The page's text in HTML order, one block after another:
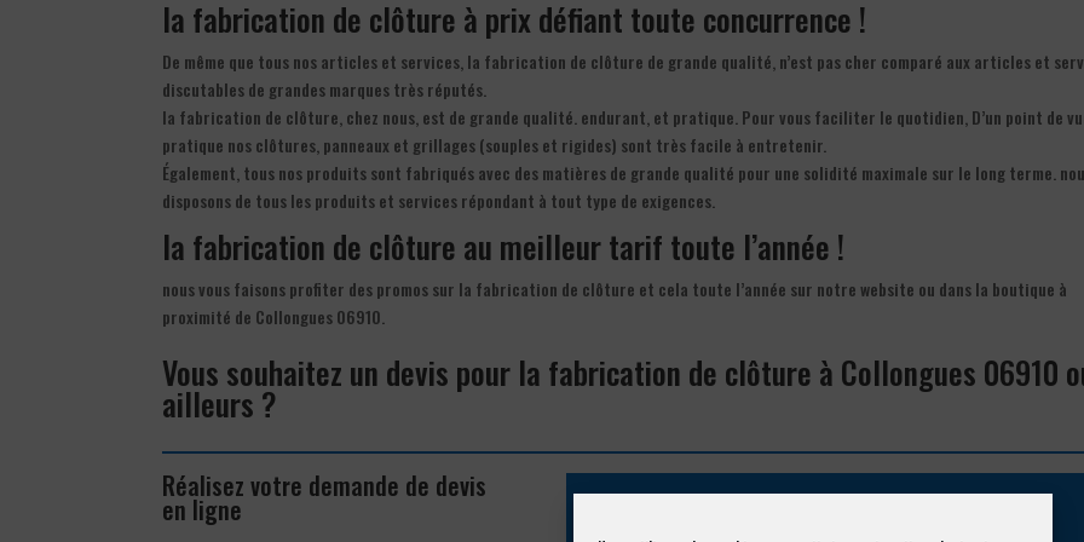
la fabrication de clôture à prix défiant toute concurrence !
De même que tous nos articles et services, la fabrication de clôture de grande qualité, n’est pas cher comparé aux articles et
discutables de grandes marques très réputés.
la fabrication de clôture, chez nous, est de grande qualité. endurant, et pratique. Pour vous faciliter le quotidien, D’un point de
pratique nos clôtures, panneaux et grillages (souples et rigides) sont très facile à entretenir.
Également, tous nos produits sont fabriqués avec des matières de grande qualité pour une solidité maximale sur le long terme.
disposons de tous les produits et services répondant à tout type de exigences.
la fabrication de clôture au meilleur tarif toute l’année !
nous vous faisons profiter des promos sur la fabrication de clôture et cela toute l’année sur notre website ou dans la boutique à
proximité de Collongues 06910.
Vous souhaitez un devis pour la fabrication de clôture à Collongues 06910
ailleurs ?
Réalisez votre demande de devis
en ligne